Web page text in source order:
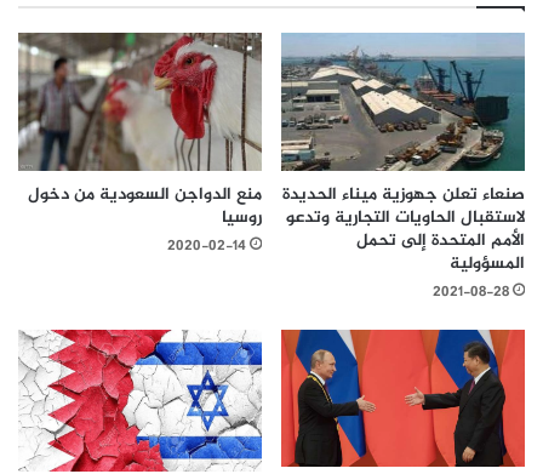
صنعاء تعلن جهوزية ميناء الحديدة
لاستقبال الحاويات التجارية وتدعو
الأمم المتحدة إلى تحمل
المسؤولية
2021-08-28
منع الدواجن السعودية من دخول
روسيا
2020-02-14